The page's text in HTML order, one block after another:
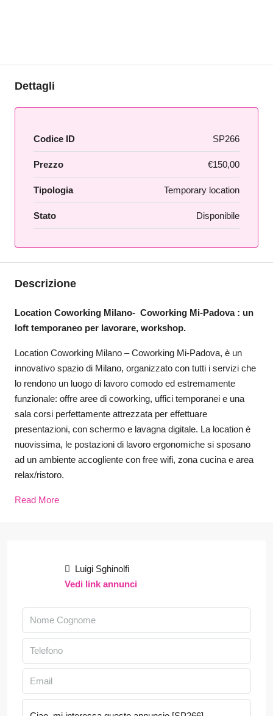
Dettagli
Codice ID SP266
Prezzo €150,00
Tipologia Temporary location
Stato Disponibile
Descrizione
Location Coworking Milano- Coworking Mi-Padova : un
loft temporaneo per lavorare, workshop.
Location Coworking Milano – Coworking Mi-Padova, è un
innovativo spazio di Milano, organizzato con tutti i servizi che
lo rendono un luogo di lavoro comodo ed estremamente
funzionale: offre aree di coworking, uffici temporanei e una
sala corsi perfettamente attrezzata per effettuare
presentazioni, con schermo e lavagna digitale. La location è
nuovissima, le postazioni di lavoro ergonomiche si sposano
ad un ambiente accogliente con free wifi, zona cucina e area
relax/ristoro.
Read More
Luigi Sghinolfi
Vedi link annunci